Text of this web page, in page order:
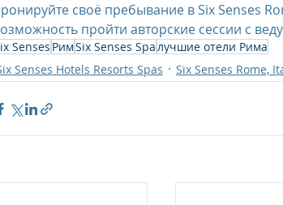
своё пребывание в Six Senses
пройти авторские сессии с
Senses РимSix Senses Spaлучшие отели Рима
Senses Hotels Resorts Spas
Six Senses Rome,